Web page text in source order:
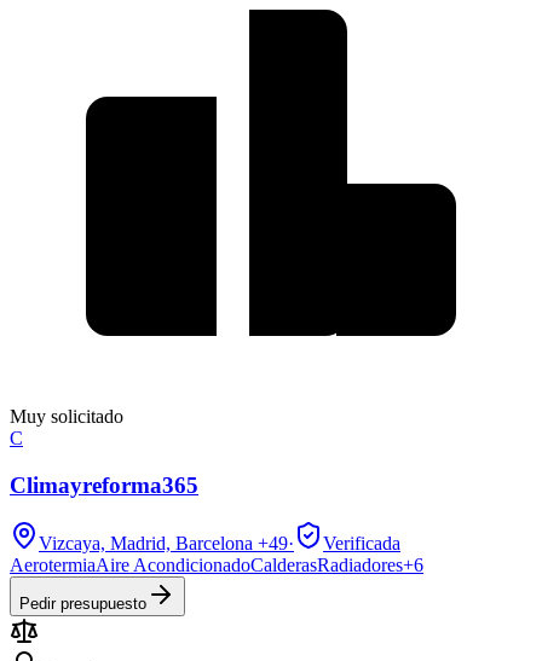
Muy solicitado
C
Climayreforma365
Vizcaya, Madrid, Barcelona +49·
Verificada
AerotermiaAire AcondicionadoCalderasRadiadores+6
Pedir presupuesto